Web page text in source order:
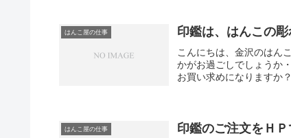
はんこ屋の仕事 印鑑は、はんこの
こんにちは、金沢のはん
かがお過ごしでしょうか
お買い求めになりますか
はんこ屋の仕事 印鑑のご注文をＨＰ